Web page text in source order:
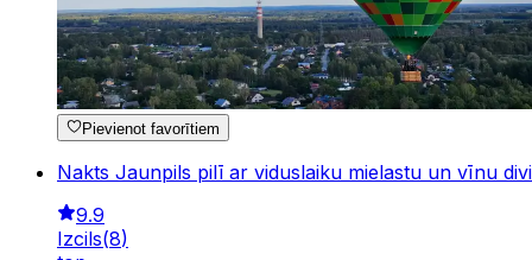
Pievienot favorītiem
Nakts Jaunpils pilī ar viduslaiku mielastu un vīnu
9.9
Izcils(8)